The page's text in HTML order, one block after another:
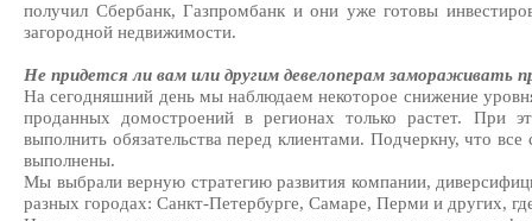
получил Сбербанк, Газпромбанк и они уже готовы
загородной недвижимости.
Не придется ли вам или другим девелоперам замораживать
На сегодняшний день мы наблюдаем некоторое снижение
проданных домостроений в регионах только растет. При
выполнить обязательства перед клиентами. Подчеркну, что
выполнены.
Мы выбрали верную стратегию развития компании,
разных городах: Санкт-Петербурге, Самаре, Перми и других,